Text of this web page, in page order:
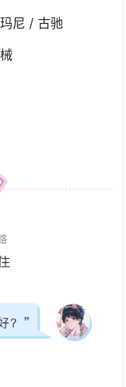
尼 / 古驰